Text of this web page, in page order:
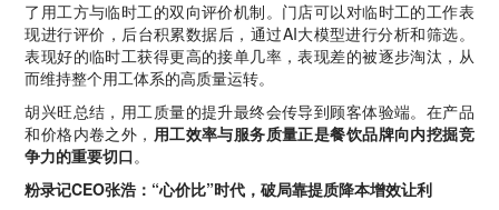
了用工方与临时工的双向评价机制。门店可以对临时工的工作表
现进行评价，后台积累数据后，通过AI大模型进行分析和筛选。
表现好的临时工获得更高的接单几率，表现差的被逐步淘汰，从
而维持整个用工体系的高质量运转。
胡兴旺总结，用工质量的提升最终会传导到顾客体验端。在产品
和价格内卷之外， 用工效率与服务质量正是餐饮品牌向内挖掘竞
争力的重要切口。
粉录记CEO张浩：“心价比”时代，破局靠提质降本增效让利